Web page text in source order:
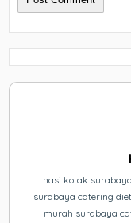
nasi kotak
surabaya catering
murah surabaya